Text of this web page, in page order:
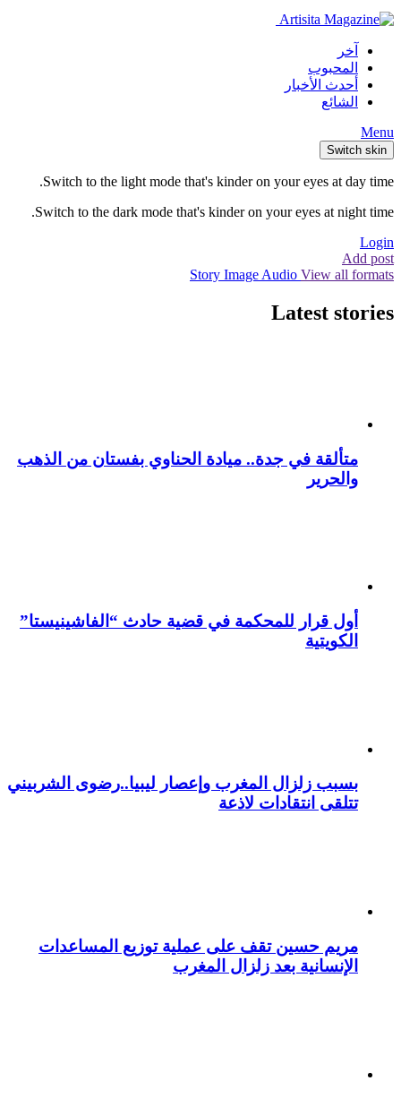
آخر
المحبوب
أحدث الأخبار
الشائع
Menu
Switch skin
Switch to the light mode that's kinder on your eyes at day time.
Switch to the dark mode that's kinder on your eyes at night time.
Login
Add post
Story Image Audio View all formats
Latest stories
متألقة في جدة.. ميادة الحناوي بفستان من الذهب
والحرير
أول قرار للمحكمة في قضية حادث “الفاشينيستا”
الكويتية
بسبب زلزال المغرب وإعصار ليبيا..رضوى الشربيني
تتلقى انتقادات لاذعة
مريم حسين تقف على عملية توزيع المساعدات
الإنسانية بعد زلزال المغرب